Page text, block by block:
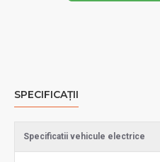
SPECIFICAȚII
Specificatii vehicule electrice